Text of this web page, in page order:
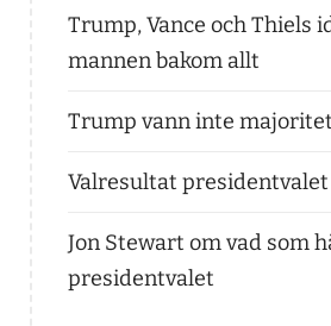
Trump, Vance och Thiels
mannen bakom allt
Trump vann inte
Valresultat
Jon Stewart om vad som
presidentvalet